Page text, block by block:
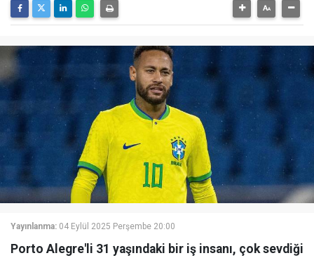
Yayınlanma: 04 Eylül 2025 Perşembe 20:00
Porto Alegre'li 31 yaşındaki bir iş insanı, çok sevdiği